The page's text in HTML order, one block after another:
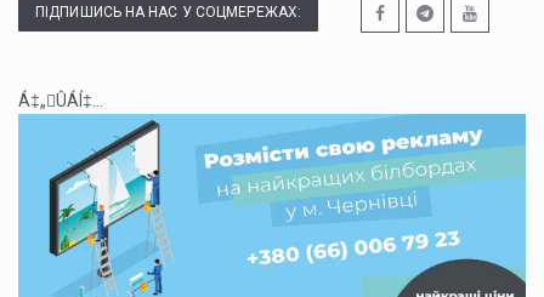
ПІДПИШИСЬ НА НАС У СОЦМЕРЕЖАХ:
Á‡„ÛÁÍ‡...